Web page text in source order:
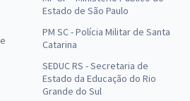
Estado de São Paulo
PM SC - Polícia Militar de Santa
Catarina
SEDUC RS - Secretaria de
Estado da Educação do Rio
Grande do Sul